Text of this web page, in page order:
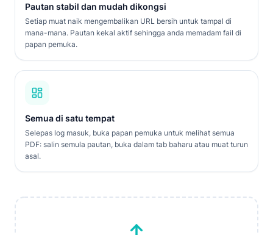
Pautan stabil dan mudah dikongsi
Setiap muat naik mengembalikan URL bersih untuk tampal di
mana-mana. Pautan kekal aktif sehingga anda memadam fail di
papan pemuka.
Semua di satu tempat
Selepas log masuk, buka papan pemuka untuk melihat semua
PDF: salin semula pautan, buka dalam tab baharu atau muat turun
asal.